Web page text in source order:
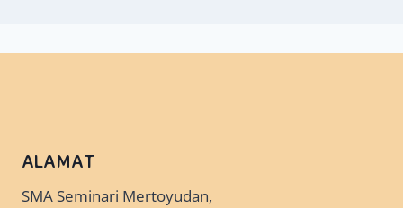
ALAMAT
SMA Seminari Mertoyudan,